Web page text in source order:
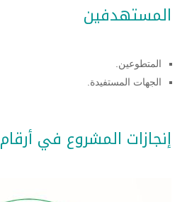
المستهدفين
المتطوعين.
الجهات المستفيدة.
إنجازات المشروع في أرقام